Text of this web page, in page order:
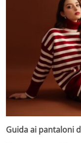
Guida ai pantaloni